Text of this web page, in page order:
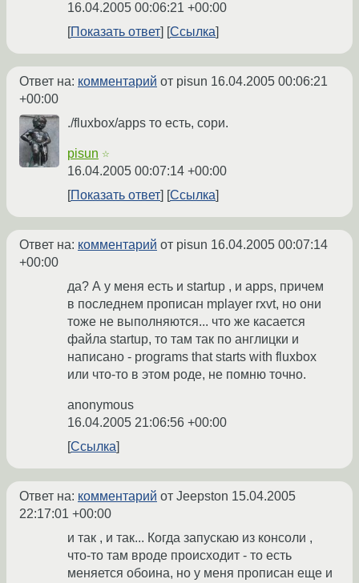
16.04.2005 00:06:21 +00:00
Показать ответ
Ссылка
Ответ на: комментарий от pisun 16.04.2005 00:06:21
+00:00
./fluxbox/apps то есть, сори.
pisun ☆
16.04.2005 00:07:14 +00:00
Показать ответ
Ссылка
Ответ на: комментарий от pisun 16.04.2005 00:07:14
+00:00
да? А у меня есть и startup , и apps, причем
в последнем прописан mplayer rxvt, но они
тоже не выполняются... что же касается
файла startup, то там так по англицки и
написано - programs that starts with fluxbox
или что-то в этом роде, не помню точно.
anonymous
16.04.2005 21:06:56 +00:00
Ссылка
Ответ на: комментарий от Jeepston 15.04.2005
22:17:01 +00:00
и так , и так... Когда запускаю из консоли ,
что-то там вроде происходит - то есть
меняется обоина, но у меня прописан еще и